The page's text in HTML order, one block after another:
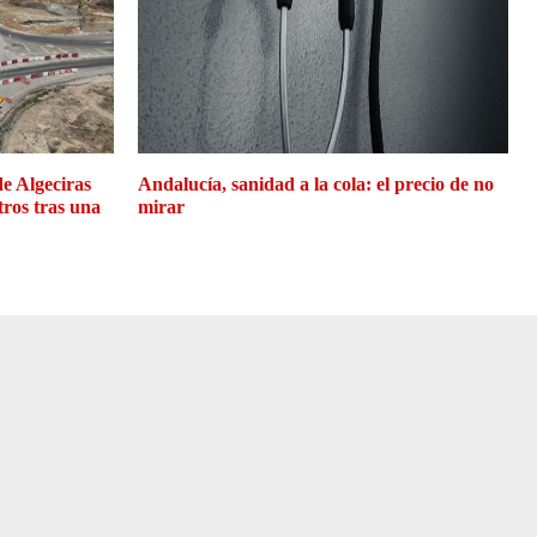
Algeciras
tras una
Andalucía, sanidad a la cola: el precio de no
mirar